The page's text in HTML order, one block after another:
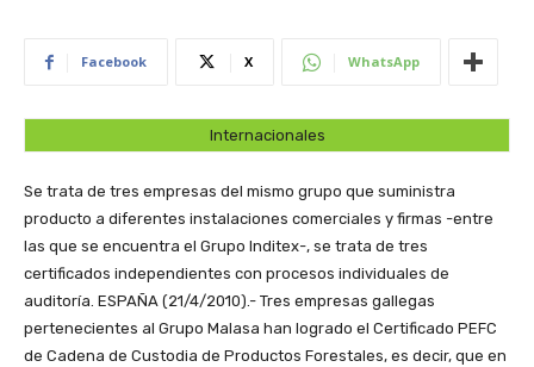
Facebook X WhatsApp
Internacionales
Se trata de tres empresas del mismo grupo que suministra
producto a diferentes instalaciones comerciales y firmas -entre
las que se encuentra el Grupo Inditex-, se trata de tres
certificados independientes con procesos individuales de
auditoría. ESPAÑA (21/4/2010).- Tres empresas gallegas
pertenecientes al Grupo Malasa han logrado el Certificado PEFC
de Cadena de Custodia de Productos Forestales, es decir, que en